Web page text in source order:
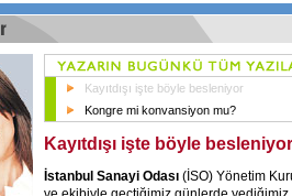
Kayıtdışı işte böyle besleniyor
Kongre mi konvansiyon mu?
Kayıtdışı işte böyle besleniyor
İstanbul Sanayi Odası (İSO) Yönetim